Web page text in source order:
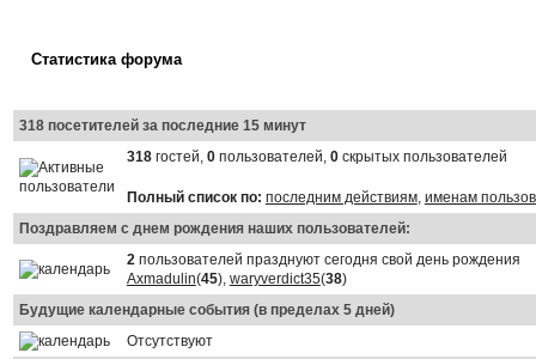
Статистика форума
318 посетителей за последние 15 минут
318гостей, 0пользователей, 0скрытых пользователей
Полный список по: последним действиям, именам
Поздравляем с днем рождения наших пользователей:
2пользователей празднуют сегодня свой день рождения
Axmadulin(45), waryverdict35(38)
Будущие календарные события (в пределах 5 дней)
Отсутствуют